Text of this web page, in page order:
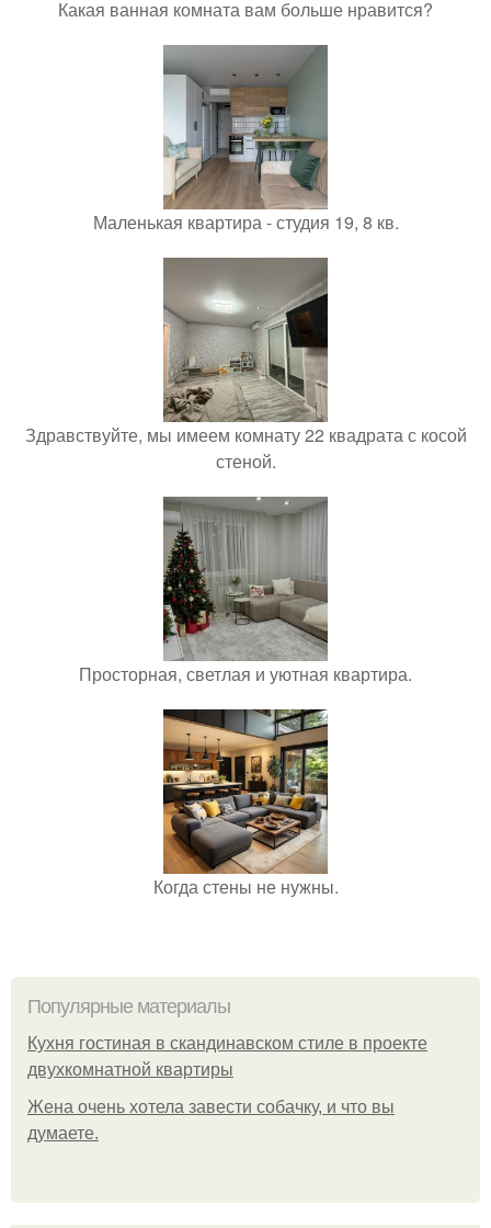
Какая ванная комната вам больше нравится?
Маленькая квартира - студия 19, 8 кв.
Здравствуйте, мы имеем комнату 22 квадрата с косой
стеной.
Просторная, светлая и уютная квартира.
Когда стены не нужны.
Популярные материалы
Кухня гостиная в скандинавском стиле в проекте
двухкомнатной квартиры
Жена очень хотела завести собачку, и что вы
думаете.